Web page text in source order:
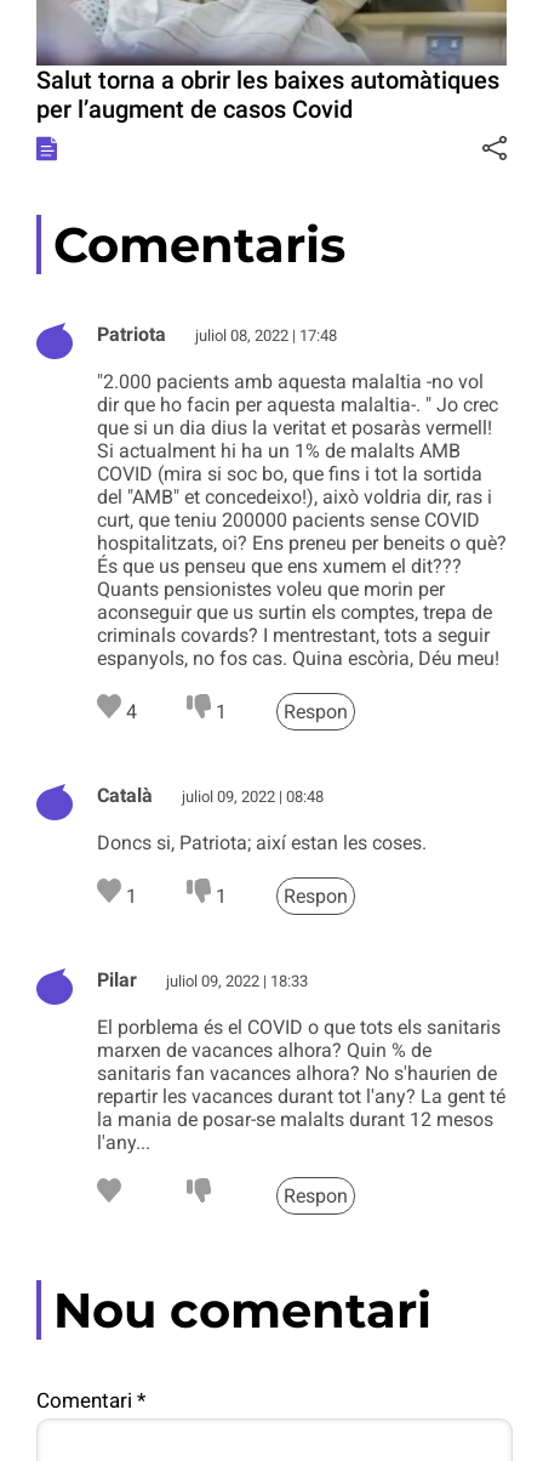
Salut torna a obrir les baixes automàtiques
per l’augment de casos Covid
Comentaris
Patriota juliol 08, 2022 | 17:48
"2.000 pacients amb aquesta malaltia -no vol
dir que ho facin per aquesta malaltia-. " Jo crec
que si un dia dius la veritat et posaràs vermell!
Si actualment hi ha un 1% de malalts AMB
COVID (mira si soc bo, que fins i tot la sortida
del "AMB" et concedeixo!), això voldria dir, ras i
curt, que teniu 200000 pacients sense COVID
hospitalitzats, oi? Ens preneu per beneits o què?
És que us penseu que ens xumem el dit???
Quants pensionistes voleu que morin per
aconseguir que us surtin els comptes, trepa de
criminals covards? I mentrestant, tots a seguir
espanyols, no fos cas. Quina escòria, Déu meu!
4 1 Respon
Català juliol 09, 2022 | 08:48
Doncs si, Patriota; així estan les coses.
1 1 Respon
Pilar juliol 09, 2022 | 18:33
El porblema és el COVID o que tots els sanitaris
marxen de vacances alhora? Quin % de
sanitaris fan vacances alhora? No s'haurien de
repartir les vacances durant tot l'any? La gent té
la mania de posar-se malalts durant 12 mesos
l'any...
Respon
Nou comentari
Comentari *